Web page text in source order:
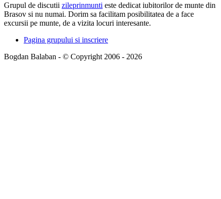
Grupul de discutii zileprinmunti este dedicat iubitorilor de munte din
Brasov si nu numai. Dorim sa facilitam posibilitatea de a face
excursii pe munte, de a vizita locuri interesante.
Pagina grupului si inscriere
Bogdan Balaban - © Copyright 2006 - 2026